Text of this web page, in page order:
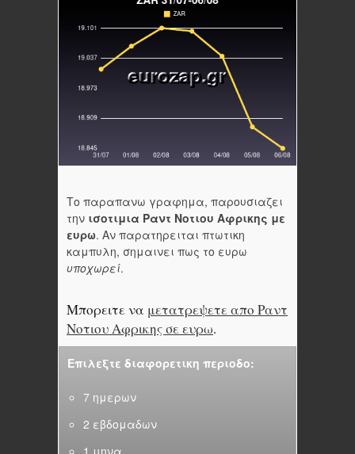
Το παραπανω γραφημα, παρουσιαζει
την ισοτιμια Ραντ Νοτιου Αφρικης με
ευρω. Αν παρατηρειται πτωτικη
καμπυλη, σημαινει πως το ευρω
υποχωρεί.
Μπορειτε να μετατρεψετε απο Ραντ
Νοτιου Αφρικης σε ευρω.
Επιλεξτε διαφορετικη περιοδο:
7 ημερων
2 εβδομαδων
1 μηνα